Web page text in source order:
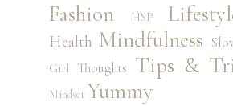
Fashion HSP
Health Mindfulness
Girl
Thoughts Tips &
Mindset Yummy